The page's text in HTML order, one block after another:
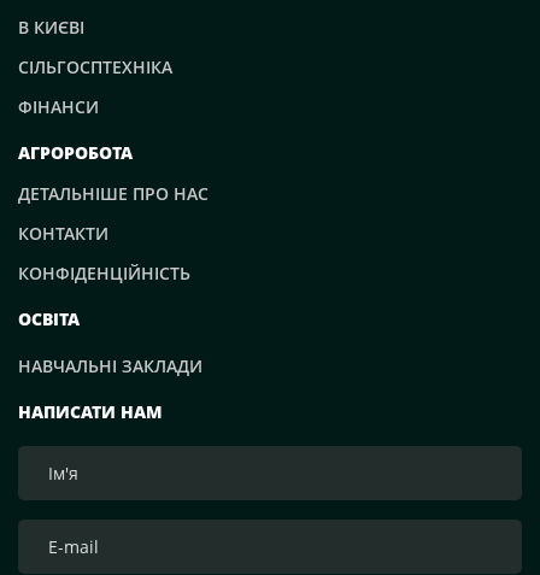
НАПИСАТИ НАМ
В КИЄВІ
СІЛЬГОСПТЕХНІКА
ФІНАНСИ
АГРОРОБОТА
ДЕТАЛЬНІШЕ ПРО НАС
КОНТАКТИ
КОНФІДЕНЦІЙНІСТЬ
ОСВІТА
НАВЧАЛЬНІ ЗАКЛАДИ